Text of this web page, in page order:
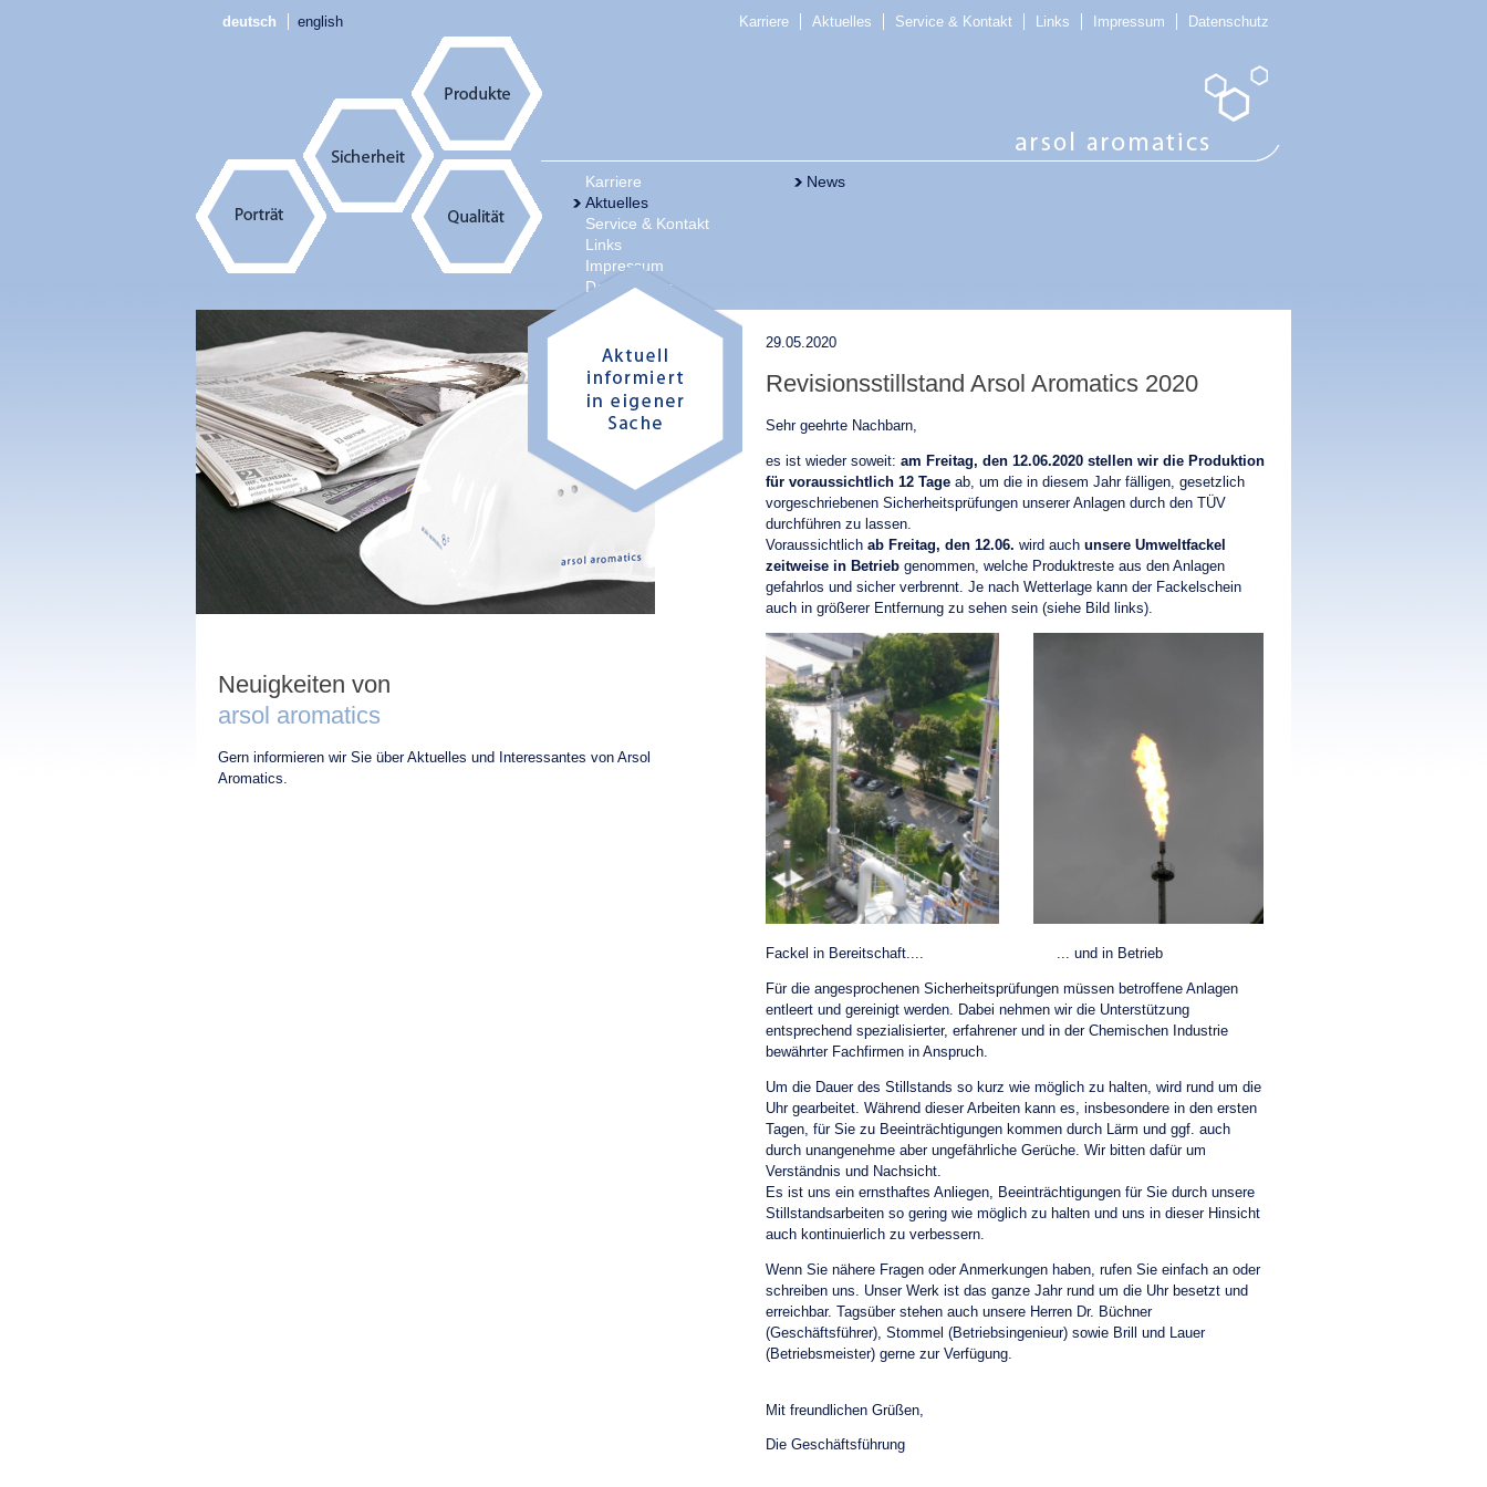
deutsch english Karriere Aktuelles Service & Kontakt Links Impressum Datenschutz
Karriere
Aktuelles
News
Service & Kontakt
Links
Impressum
Datenschutz
Neuigkeiten von
arsol aromatics
Gern informieren wir Sie über Aktuelles und Interessantes von Arsol
Aromatics.
29.05.2020
Revisionsstillstand Arsol Aromatics 2020
Sehr geehrte Nachbarn,
es ist wieder soweit: am Freitag, den 12.06.2020 stellen wir die Produktion
für voraussichtlich 12 Tage ab, um die in diesem Jahr fälligen, gesetzlich
vorgeschriebenen Sicherheitsprüfungen unserer Anlagen durch den TÜV
durchführen zu lassen.
Voraussichtlich ab Freitag, den 12.06. wird auch unsere Umweltfackel
zeitweise in Betrieb genommen, welche Produktreste aus den Anlagen
gefahrlos und sicher verbrennt. Je nach Wetterlage kann der Fackelschein
auch in größerer Entfernung zu sehen sein (siehe Bild links).
Fackel in Bereitschaft.... ... und in Betrieb
Für die angesprochenen Sicherheitsprüfungen müssen betroffene Anlagen
entleert und gereinigt werden. Dabei nehmen wir die Unterstützung
entsprechend spezialisierter, erfahrener und in der Chemischen Industrie
bewährter Fachfirmen in Anspruch.
Um die Dauer des Stillstands so kurz wie möglich zu halten, wird rund um die
Uhr gearbeitet. Während dieser Arbeiten kann es, insbesondere in den ersten
Tagen, für Sie zu Beeinträchtigungen kommen durch Lärm und ggf. auch
durch unangenehme aber ungefährliche Gerüche. Wir bitten dafür um
Verständnis und Nachsicht.
Es ist uns ein ernsthaftes Anliegen, Beeinträchtigungen für Sie durch unsere
Stillstandsarbeiten so gering wie möglich zu halten und uns in dieser Hinsicht
auch kontinuierlich zu verbessern.
Wenn Sie nähere Fragen oder Anmerkungen haben, rufen Sie einfach an oder
schreiben uns. Unser Werk ist das ganze Jahr rund um die Uhr besetzt und
erreichbar. Tagsüber stehen auch unsere Herren Dr. Büchner
(Geschäftsführer), Stommel (Betriebsingenieur) sowie Brill und Lauer
(Betriebsmeister) gerne zur Verfügung.
Mit freundlichen Grüßen,
Die Geschäftsführung